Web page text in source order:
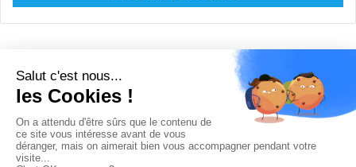
© Copyright 2008 / 2026,
DECODE MEDIA, The Innovation Media
All Rights Reserved
TwitterRSS